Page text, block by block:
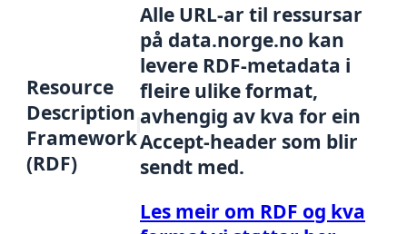
Resource
Description
Framework
(RDF)
Alle URL-ar til ressursar
på data.norge.no kan
levere RDF-metadata i
fleire ulike format,
avhengig av kva for ein
Accept-header som blir
sendt med.
Les meir om RDF og kva